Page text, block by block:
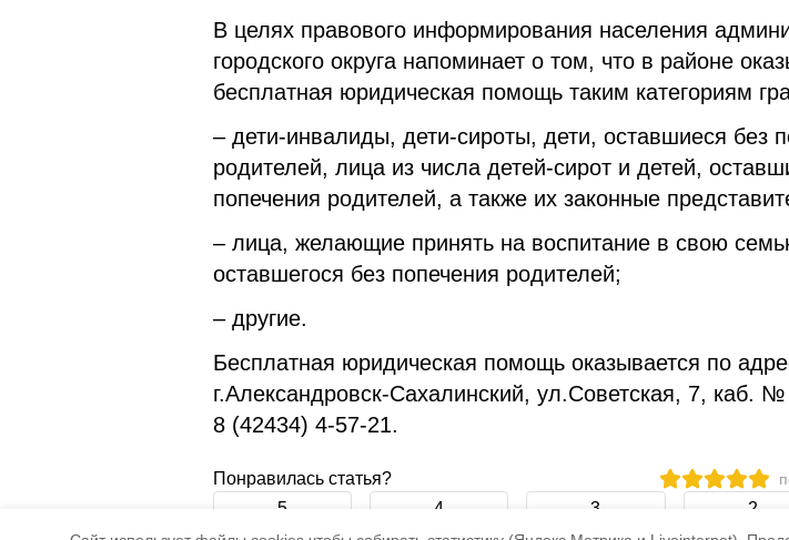
В целях правового информирования населения
городского округа напоминает о том, что в районе
бесплатная юридическая помощь таким категориям
– дети-инвалиды, дети-сироты, дети, оставшиеся без
родителей, лица из числа детей-сирот и детей,
попечения родителей, а также их законные
– лица, желающие принять на воспитание в свою
оставшегося без попечения родителей;
– другие.
Бесплатная юридическая помощь оказывается по
г.Александровск-Сахалинский, ул.Советская, 7, каб.
8 (42434) 4-57-21.
Понравилась статья?
5 4 3 2